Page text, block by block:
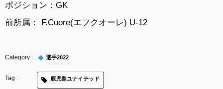
ポジション：GK
前所属： F.Cuore(エフクオーレ) U-12
選手2022
鹿児島ユナイテッド